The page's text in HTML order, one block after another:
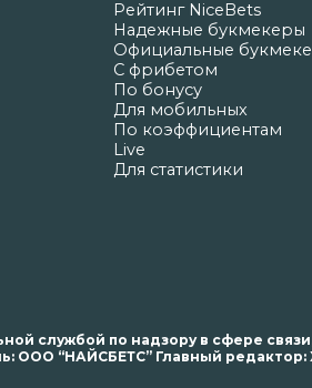
Рейтинг NiceBets
Надежные букмекеры
Официальные
С фрибетом
По бонусу
Для мобильных
По коэффициентам
Live
Для статистики
службой по надзору в сфере
ООО “НАЙСБЕТС” Главный